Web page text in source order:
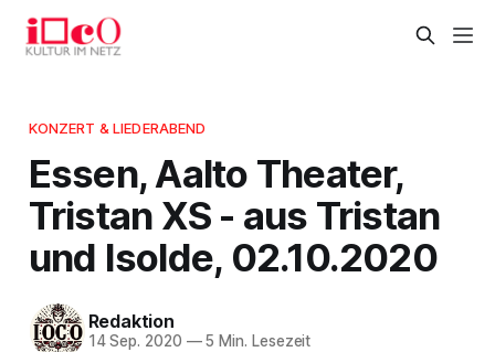
KONZERT & LIEDERABEND
Essen, Aalto Theater,
Tristan XS - aus Tristan
und Isolde, 02.10.2020
Redaktion
14 Sep. 2020 —5 Min. Lesezeit